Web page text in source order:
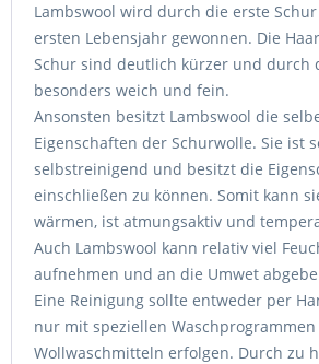
Lambswool wird durch die erste
ersten Lebensjahr gewonnen. Die
Schur sind deutlich kürzer und durch
besonders weich und fein.
Ansonsten besitzt Lambswool die
Eigenschaften der Schurwolle. Sie ist
selbstreinigend und besitzt die
einschließen zu können. Somit kann
wärmen, ist atmungsaktiv und
Auch Lambswool kann relativ viel
aufnehmen und an die Umwet
Eine Reinigung sollte entweder per
nur mit speziellen
Wollwaschmitteln erfolgen. Durch zu